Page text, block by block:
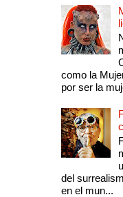
como la
por ser la
del
en el mun...